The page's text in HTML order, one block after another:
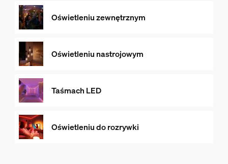
Oświetleniu zewnętrznym
Oświetleniu nastrojowym
Taśmach LED
Oświetleniu do rozrywki